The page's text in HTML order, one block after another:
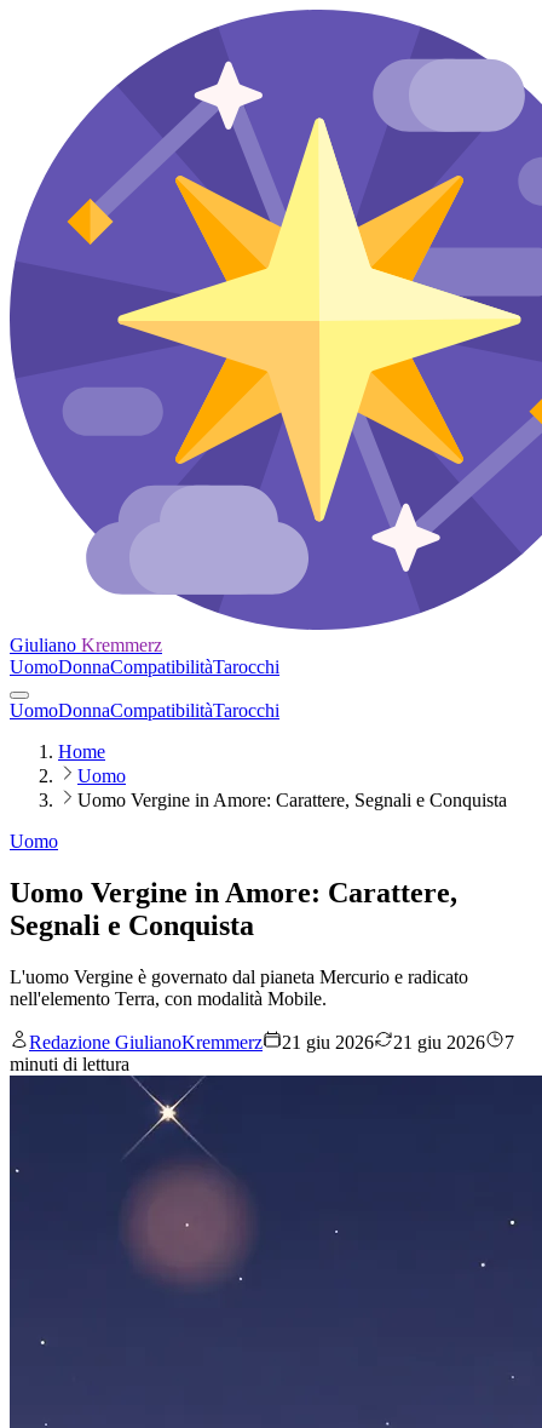
Giuliano Kremmerz
UomoDonnaCompatibilitàTarocchi
UomoDonnaCompatibilitàTarocchi
Home
Uomo
Uomo Vergine in Amore: Carattere, Segnali e Conquista
Uomo
Uomo Vergine in Amore: Carattere,
Segnali e Conquista
L'uomo Vergine è governato dal pianeta Mercurio e radicato
nell'elemento Terra, con modalità Mobile.
Redazione GiulianoKremmerz 21 giu 2026 21 giu 2026
7
minuti di lettura